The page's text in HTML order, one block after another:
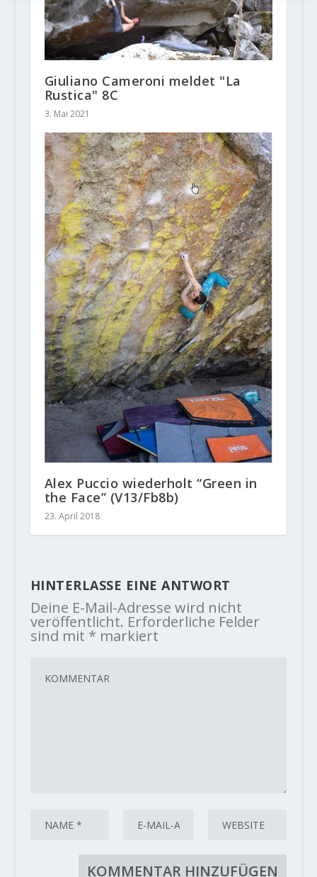
Giuliano Cameroni meldet "La
Rustica" 8C
3. Mai 2021
Alex Puccio wiederholt “Green in
the Face” (V13/Fb8b)
23. April 2018
HINTERLASSE EINE ANTWORT
Deine E-Mail-Adresse wird nicht
veröffentlicht. Erforderliche Felder
sind mit * markiert